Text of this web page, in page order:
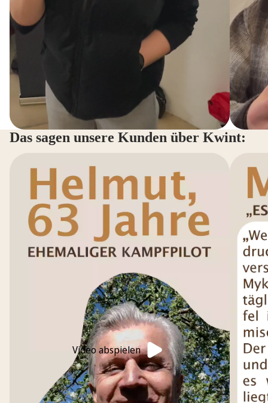
Das sagen unsere Kunden über Kwint:
Video abspielen